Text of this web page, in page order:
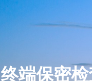
终端保密